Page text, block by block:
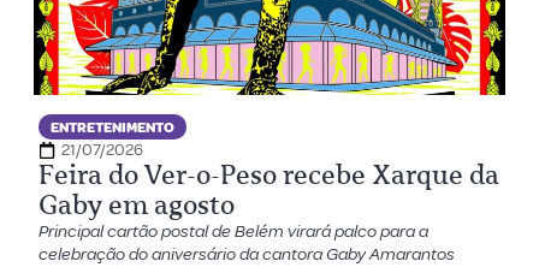
ENTRETENIMENTO
21/07/2026
Feira do Ver-o-Peso recebe Xarque da
Gaby em agosto
Principal cartão postal de Belém virará palco para a
celebração do aniversário da cantora Gaby Amarantos